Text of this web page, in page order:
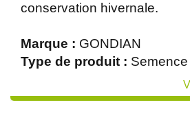
conservation hivernale.
Marque : GONDIAN
Type de produit : Semence